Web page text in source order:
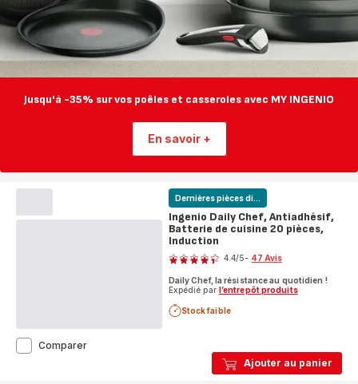
Jusqu'à -35% sur vos poêles et casseroles avec MY INGENIO
En savoir +
Ajouter au panier
Dernières pièces di...
Ingenio Daily Chef, Antiadhésif,
Batterie de cuisine 20 pièces,
Induction
Note
4.4/5- 47 Avis
Daily Chef, la résistance au quotidien !
Expédié par l’entrepôt produits
Stock faible
ComparerIngenio